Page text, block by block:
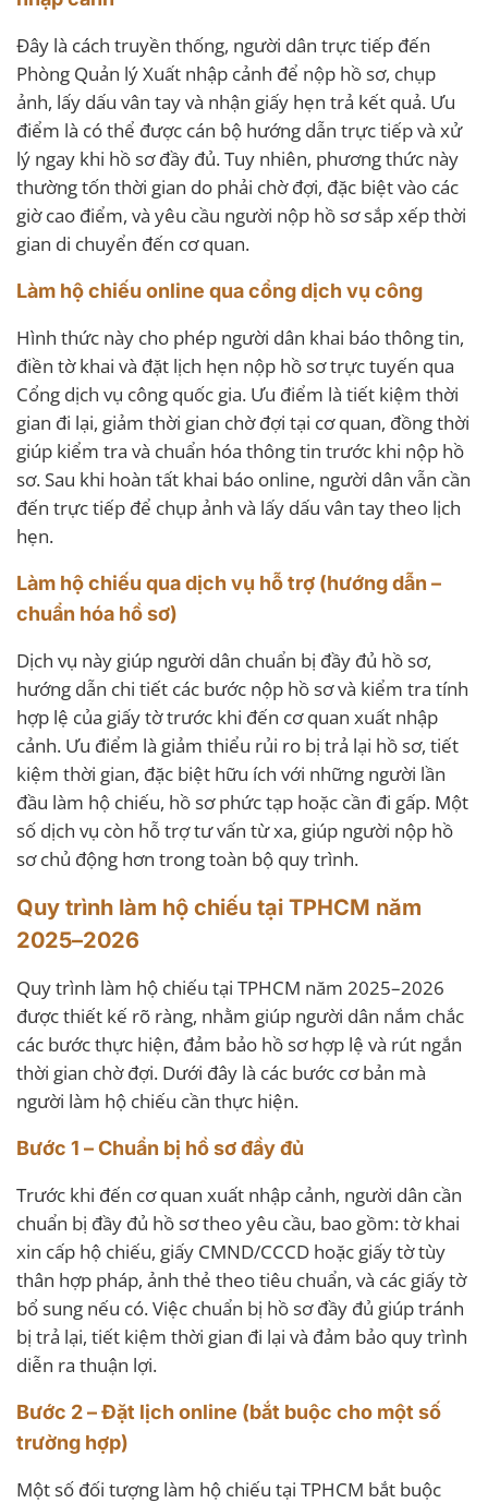
Đây là cách truyền thống, người dân trực tiếp đến
Phòng Quản lý Xuất nhập cảnh để nộp hồ sơ, chụp
ảnh, lấy dấu vân tay và nhận giấy hẹn trả kết quả. Ưu
điểm là có thể được cán bộ hướng dẫn trực tiếp và xử
lý ngay khi hồ sơ đầy đủ. Tuy nhiên, phương thức này
thường tốn thời gian do phải chờ đợi, đặc biệt vào các
giờ cao điểm, và yêu cầu người nộp hồ sơ sắp xếp thời
gian di chuyển đến cơ quan.
Làm hộ chiếu online qua cổng dịch vụ công
Hình thức này cho phép người dân khai báo thông tin,
điền tờ khai và đặt lịch hẹn nộp hồ sơ trực tuyến qua
Cổng dịch vụ công quốc gia. Ưu điểm là tiết kiệm thời
gian đi lại, giảm thời gian chờ đợi tại cơ quan, đồng thời
giúp kiểm tra và chuẩn hóa thông tin trước khi nộp hồ
sơ. Sau khi hoàn tất khai báo online, người dân vẫn cần
đến trực tiếp để chụp ảnh và lấy dấu vân tay theo lịch
hẹn.
Làm hộ chiếu qua dịch vụ hỗ trợ (hướng dẫn –
chuẩn hóa hồ sơ)
Dịch vụ này giúp người dân chuẩn bị đầy đủ hồ sơ,
hướng dẫn chi tiết các bước nộp hồ sơ và kiểm tra tính
hợp lệ của giấy tờ trước khi đến cơ quan xuất nhập
cảnh. Ưu điểm là giảm thiểu rủi ro bị trả lại hồ sơ, tiết
kiệm thời gian, đặc biệt hữu ích với những người lần
đầu làm hộ chiếu, hồ sơ phức tạp hoặc cần đi gấp. Một
số dịch vụ còn hỗ trợ tư vấn từ xa, giúp người nộp hồ
sơ chủ động hơn trong toàn bộ quy trình.
Quy trình làm hộ chiếu tại TPHCM năm
2025–2026
Quy trình làm hộ chiếu tại TPHCM năm 2025–2026
được thiết kế rõ ràng, nhằm giúp người dân nắm chắc
các bước thực hiện, đảm bảo hồ sơ hợp lệ và rút ngắn
thời gian chờ đợi. Dưới đây là các bước cơ bản mà
người làm hộ chiếu cần thực hiện.
Bước 1 – Chuẩn bị hồ sơ đầy đủ
Trước khi đến cơ quan xuất nhập cảnh, người dân cần
chuẩn bị đầy đủ hồ sơ theo yêu cầu, bao gồm: tờ khai
xin cấp hộ chiếu, giấy CMND/CCCD hoặc giấy tờ tùy
thân hợp pháp, ảnh thẻ theo tiêu chuẩn, và các giấy tờ
bổ sung nếu có. Việc chuẩn bị hồ sơ đầy đủ giúp tránh
bị trả lại, tiết kiệm thời gian đi lại và đảm bảo quy trình
diễn ra thuận lợi.
Bước 2 – Đặt lịch online (bắt buộc cho một số
trường hợp)
Một số đối tượng làm hộ chiếu tại TPHCM bắt buộc